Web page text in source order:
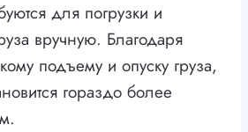
для погрузки и
вручную. Благодаря
подъему и опуску груза,
гораздо более